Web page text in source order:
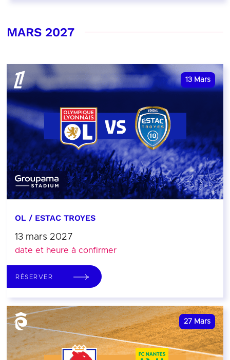
MARS 2027
13 Mars
OL / ESTAC TROYES
13 mars 2027
date et heure à confirmer
RÉSERVER
27 Mars